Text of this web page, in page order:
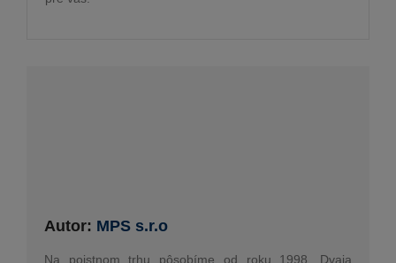
Autor: MPS s.r.o
Na poistnom trhu pôsobíme od roku 1998. Dvaja